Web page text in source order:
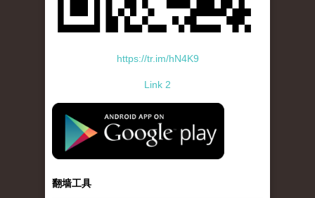
https://tr.im/hN4K9
Link 2
standard-icon-googleplay-app-store.png
翻墙工具